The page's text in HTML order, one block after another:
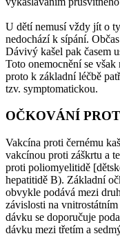
U dětí nemusí vždy jít o
nedochází k sípání.
Dávivý kašel pak časem
Toto onemocnění se
proto k základní léčbě
tzv. symptomatickou.
OČKOVÁNÍ
Vakcína proti černému
vakcínou proti záškrtu a
proti poliomyelitidě
hepatitidě B). Základní
obvykle podává mezi
závislosti na
dávku se doporučuje
dávku mezi třetím a